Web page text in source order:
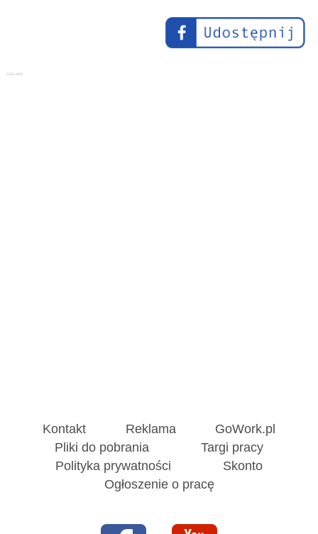
Kontakt Reklama
GoWork.pl
Pliki do pobrania
Targi pracy
Polityka prywatności
Skonto
Ogłoszenie o pracę